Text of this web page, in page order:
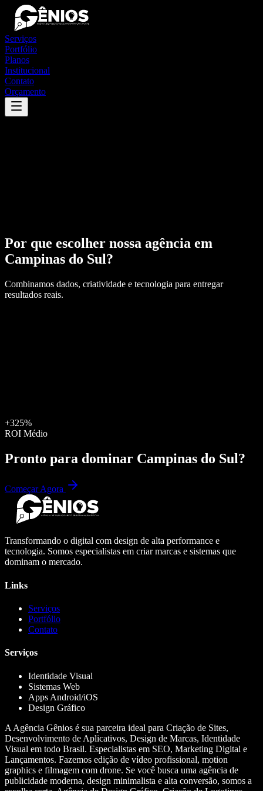
Serviços
Portfólio
Planos
Institucional
Contato
Orçamento
Por que escolher nossa agência em
Campinas do Sul?
Combinamos dados, criatividade e tecnologia para entregar
resultados reais.
+325%
ROI Médio
Pronto para dominar Campinas do Sul?
Começar Agora
Transformando o digital com design de alta performance e
tecnologia. Somos especialistas em criar marcas e sistemas que
dominam o mercado.
Links
Serviços
Portfólio
Contato
Serviços
Identidade Visual
Sistemas Web
Apps Android/iOS
Design Gráfico
A Agência Gênios é sua parceira ideal para Criação de Sites,
Desenvolvimento de Aplicativos, Design de Marcas, Identidade
Visual em todo Brasil. Especialistas em SEO, Marketing Digital e
Lançamentos. Fazemos edição de vídeo profissional, motion
graphics e filmagem com drone. Se você busca uma agência de
publicidade moderna, design minimalista e alta conversão, somos a